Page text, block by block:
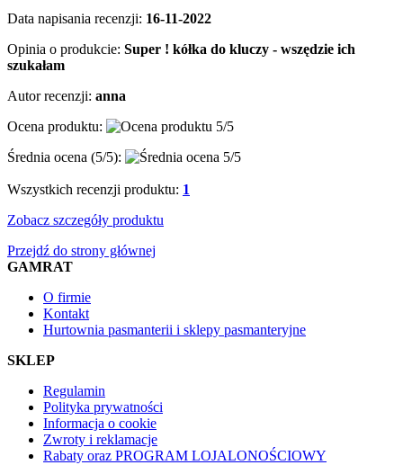
Data napisania recenzji: 16-11-2022
Opinia o produkcie: Super ! kółka do kluczy - wszędzie ich
szukałam
Autor recenzji: anna
Ocena produktu:
Średnia ocena (5/5):
Wszystkich recenzji produktu: 1
Zobacz szczegóły produktu
Przejdź do strony głównej
GAMRAT
O firmie
Kontakt
Hurtownia pasmanterii i sklepy pasmanteryjne
SKLEP
Regulamin
Polityka prywatności
Informacja o cookie
Zwroty i reklamacje
Rabaty oraz PROGRAM LOJALONOŚCIOWY